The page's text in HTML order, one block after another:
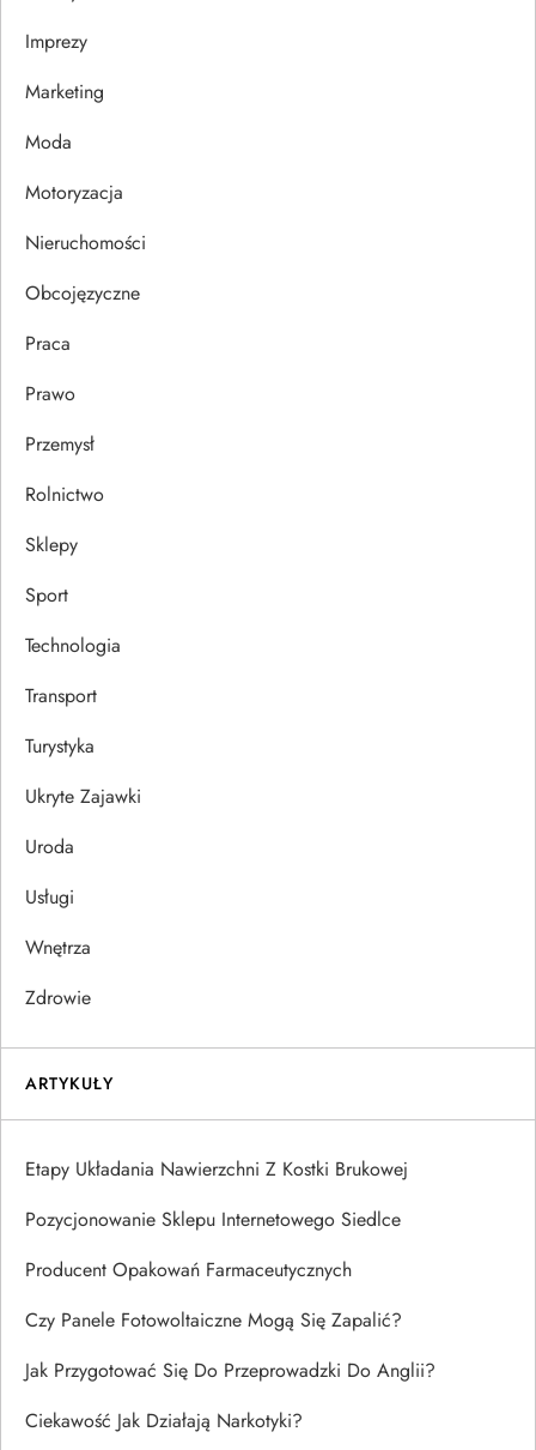
w
p
u
Imprezy
Marketing
Moda
Motoryzacja
Nieruchomości
Obcojęzyczne
Praca
Prawo
Przemysł
Rolnictwo
Sklepy
Sport
Technologia
Transport
Turystyka
Ukryte Zajawki
Uroda
Usługi
Wnętrza
Zdrowie
ARTYKUŁY
Etapy Układania Nawierzchni Z Kostki Brukowej
Pozycjonowanie Sklepu Internetowego Siedlce
Producent Opakowań Farmaceutycznych
Czy Panele Fotowoltaiczne Mogą Się Zapalić?
Jak Przygotować Się Do Przeprowadzki Do Anglii?
Ciekawość Jak Działają Narkotyki?